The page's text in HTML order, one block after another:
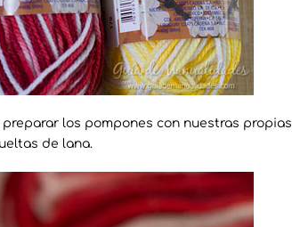
los pompones con nuestras propias
de lana.